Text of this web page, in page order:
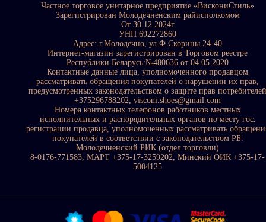
Частное торговое унитарное предприятие «ВискониСтиль»
Зарегистрирован Молодечненским райисполкомом
От 30.12.2024г
УНП 692272860
Адрес: г.Молодечно, ул.Ф.Скорины 24-40
Интернет-магазин зарегистрирован в Торговом реестре
Республики Беларусь:№480636 от 04.05.2020
Контактные данные лица, уполномоченного продавцом
рассматривать обращения покупателей о нарушении их прав,
предусмотренных законодательством о защите прав потребителей
+375296788202, visconi.shoes@gmail.com
Номера контактных телефонов работников местных
исполнительных и распорядительных органов по месту гос.
регистрации продавца, уполномоченных рассматривать
покупателей в соответствии с законодательством РБ:
Молодечненский РИК (отдел торговли)
8-0176-771583, МАРТ +375-17-3259202, Минский ОИК +375-17-
5004125